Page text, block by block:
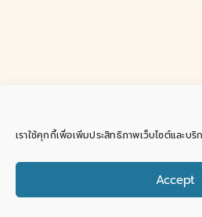
เราใช้คุกกี้เพื่อเพิ่มประสิทธิภาพเว็บไซต์และบริ
Accept
Reserved | Powered byชุดพื้นเมื
FacebookInstagram